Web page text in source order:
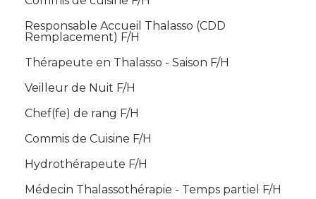
Responsable Accueil Thalasso (CDD
Remplacement) F/H
Thérapeute en Thalasso - Saison F/H
Veilleur de Nuit F/H
Chef(fe) de rang F/H
Commis de Cuisine F/H
Hydrothérapeute F/H
Médecin Thalassothérapie - Temps partiel F/H